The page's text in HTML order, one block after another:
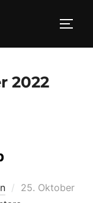
2022
Veröffentlicht
25. Oktober